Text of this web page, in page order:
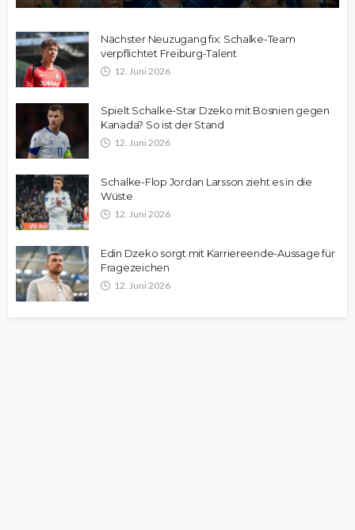
Nächster Neuzugang fix: Schalke-Team
verpflichtet Freiburg-Talent
12. Juni 2026
Spielt Schalke-Star Dzeko mit Bosnien gegen
Kanada? So ist der Stand
12. Juni 2026
Schalke-Flop Jordan Larsson zieht es in die
Wüste
12. Juni 2026
Edin Dzeko sorgt mit Karriereende-Aussage für
Fragezeichen
12. Juni 2026